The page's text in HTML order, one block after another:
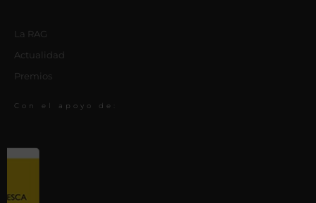
La RAG
Actualidad
Premios
Con el apoyo de: